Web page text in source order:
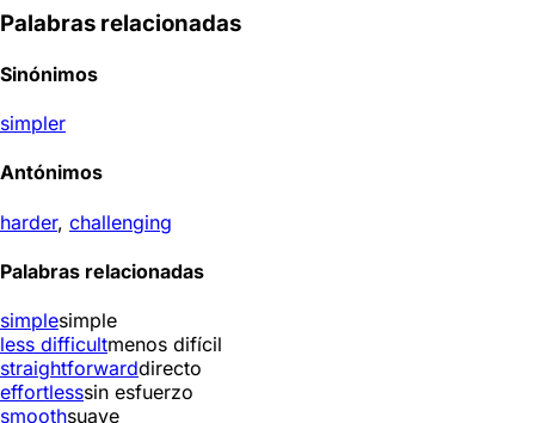
Palabras relacionadas
Sinónimos
simpler
Antónimos
harder, challenging
Palabras relacionadas
simplesimple
less difficultmenos difícil
straightforwarddirecto
effortlesssin esfuerzo
smoothsuave